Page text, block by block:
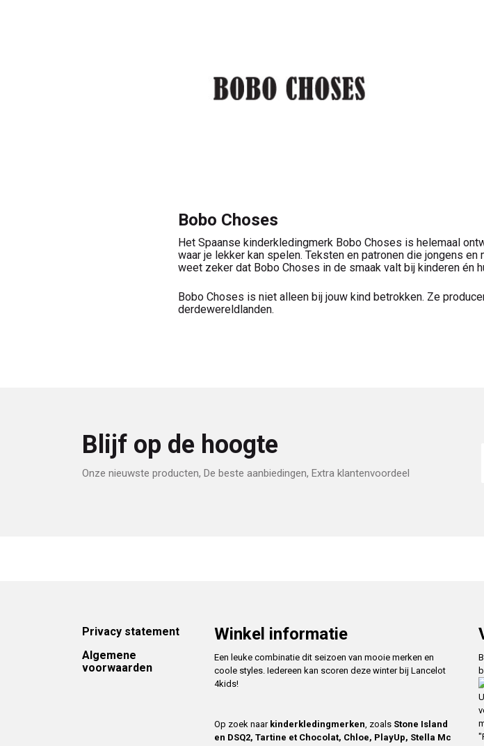
Bobo Choses
Het Spaanse kinderkledingmerk Bobo Choses is helemaal
waar je lekker kan spelen. Teksten en patronen die jongens
weet zeker dat Bobo Choses in de smaak valt bij kinderen én
Bobo Choses is niet alleen bij jouw kind betrokken. Ze
derdewereldlanden.
Blijf op de hoogte
Onze nieuwste producten, De beste aanbiedingen, Extra klantenvoordeel
Footer
Privacy statement
Algemene
voorwaarden
Winkel informatie
Een leuke combinatie dit seizoen van mooie merken en
coole styles. Iedereen kan scoren deze winter bij Lancelot
4kids!
Op zoek naar kinderkledingmerken , zoals Stone Island
en DSQ2, Tartine et Chocolat, Chloe, PlayUp, Stella Mc